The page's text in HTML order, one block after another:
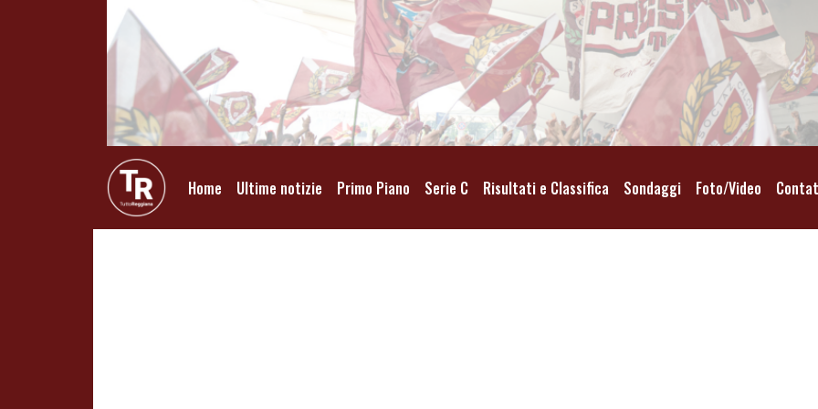
Home Ultime notizie Primo Piano Serie C Risultati e Classifica Sondaggi Foto/Video